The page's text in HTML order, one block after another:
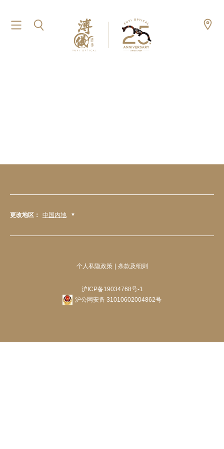
更改地区： 中国内地
个人私隐政策 条款及细则
沪ICP备19034768号-1
沪公网安备 31010602004862号